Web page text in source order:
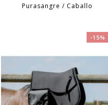
Purasangre / Caballo
-15%